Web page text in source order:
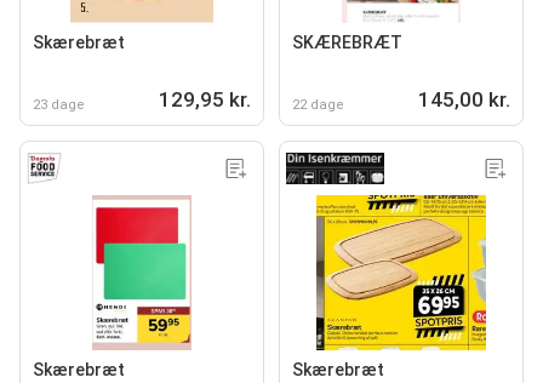
Skærebræt
23 dage 129,95 kr.
SKÆREBRÆT
22 dage 145,00 kr.
Skærebræt Skærebræt